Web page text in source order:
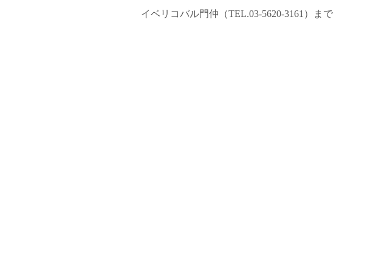
イベリコバル門仲（TEL.03-5620-3161）まで